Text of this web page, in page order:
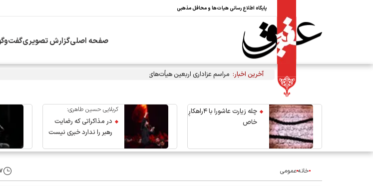
پایگاه اطلاع رسانی هیات‌ها و محافل مذهبی
صفحه اصلیگزارش تصویری
آخرین اخبار: مراسم عزاداری اربعین هیأت‌های دانشجویی در جوار محل شهادت رهبر انقلاب
چله زیارت عاشورا با ۴راهکارِ
خاص
کربلایی حسین طاهری:
در مذاکراتی که رضایت
رهبر را ندارد خبری نیست
خانهعمومی